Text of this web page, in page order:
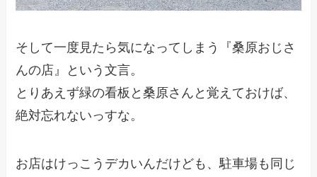
そして一度見たら気になってしまう『桑原おじさ
んの店』という文言。
とりあえず緑の看板と桑原さんと覚えておけば、
絶対忘れないっすな。
お店はけっこうデカいんだけども、駐車場も同じ